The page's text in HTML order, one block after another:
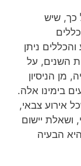
כך, שיש
ניתן
השנים, על
מן הניסיון
בימינו אלה.
אירוע צבאי,
ושאלת יישום
הבעיה